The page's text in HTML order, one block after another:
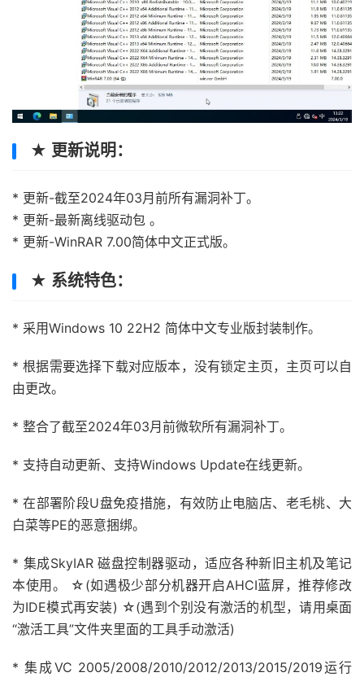
★ 更新说明：
* 更新-截至2024年03月前所有漏洞补丁。
* 更新-最新离线驱动包 。
* 更新-WinRAR 7.00简体中文正式版。
★ 系统特色：
* 采用Windows 10 22H2 简体中文专业版封装制作。
* 根据需要选择下载对应版本，没有锁定主页，主页可以自
由更改。
* 整合了截至2024年03月前微软所有漏洞补丁。
* 支持自动更新、支持Windows Update在线更新。
* 在部署阶段U盘免疫措施，有效防止电脑店、老毛桃、大
白菜等PE的恶意捆绑。
* 集成SkyIAR 磁盘控制器驱动，适应各种新旧主机及笔记
本使用。 ☆(如遇极少部分机器开启AHCI蓝屏，推荐修改
为IDE模式再安装) ☆(遇到个别没有激活的机型，请用桌面
“激活工具”文件夹里面的工具手动激活)
* 集成VC 2005/2008/2010/2012/2013/2015/2019运行